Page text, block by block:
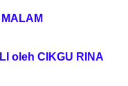
oleh CIKGU RINA